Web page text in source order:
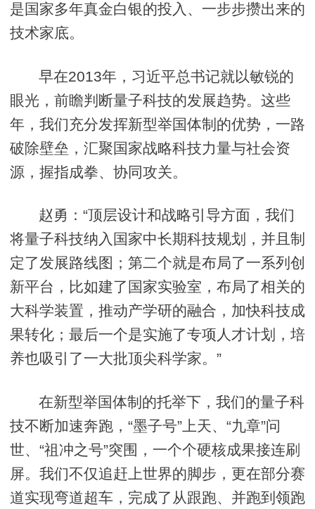
是国家多年真金白银的投入、一步步攒出来的
技术家底。
早在2013年，习近平总书记就以敏锐的
眼光，前瞻判断量子科技的发展趋势。这些
年，我们充分发挥新型举国体制的优势，一路
破除壁垒，汇聚国家战略科技力量与社会资
源，握指成拳、协同攻关。
赵勇：“顶层设计和战略引导方面，我们
将量子科技纳入国家中长期科技规划，并且制
定了发展路线图；第二个就是布局了一系列创
新平台，比如建了国家实验室，布局了相关的
大科学装置，推动产学研的融合，加快科技成
果转化；最后一个是实施了专项人才计划，培
养也吸引了一大批顶尖科学家。”
在新型举国体制的托举下，我们的量子科
技不断加速奔跑，“墨子号”上天、“九章”问
世、“祖冲之号”突围，一个个硬核成果接连刷
屏。我们不仅追赶上世界的脚步，更在部分赛
道实现弯道超车，完成了从跟跑、并跑到领跑